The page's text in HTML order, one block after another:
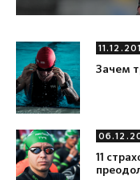
Зачем
11